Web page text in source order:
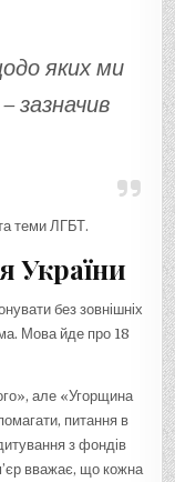
яких ми
зазначив
теми ЛГБТ.
України
без зовнішніх
Мова йде про 18
але «Угорщина
питання в
з фондів
вважає, що кожна